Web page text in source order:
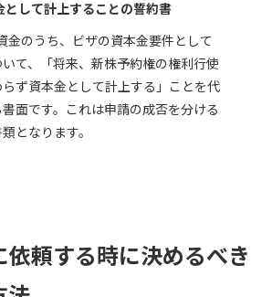
として計上することの誓約書
金のうち、ビザの資本金要件として
て、「将来、新株予約権の権利行使
ず資本金として計上する」ことを代
面です。これは申請の成否を分ける
となります。
依頼する時に決めるべき